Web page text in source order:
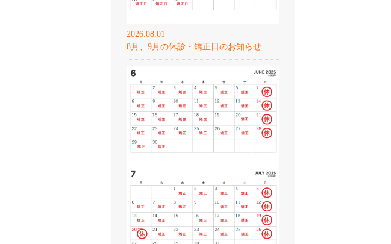
2026.08.01
8月、9月の休診・矯正日のお知らせ